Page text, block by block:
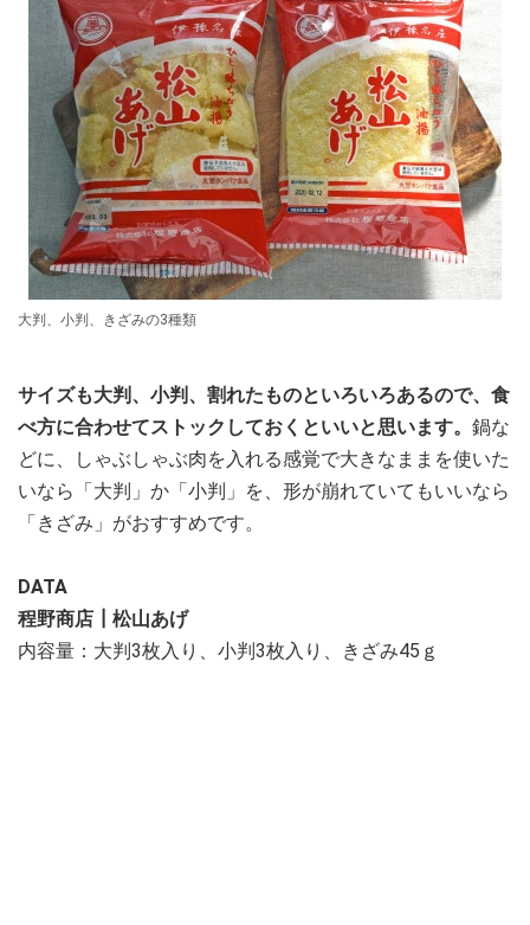
大判、小判、きざみの3種類
サイズも大判、小判、割れたものといろいろあるので、食
べ方に合わせてストックしておくといいと思います。 鍋な
どに、しゃぶしゃぶ肉を入れる感覚で大きなままを使いた
いなら「大判」か「小判」を、形が崩れていてもいいなら
「きざみ」がおすすめです。
DATA
程野商店┃松山あげ
内容量：大判3枚入り、小判3枚入り、きざみ45ｇ